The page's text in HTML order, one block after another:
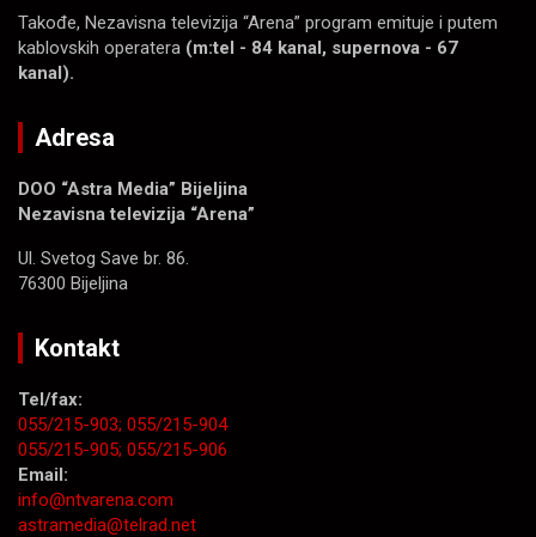
Takođe, Nezavisna televizija “Arena” program emituje i putem
kablovskih operatera (m:tel - 84 kanal, supernova - 67
kanal).
Adresa
DOO “Astra Media” Bijeljina
Nezavisna televizija “Arena”
Ul. Svetog Save br. 86.
76300 Bijeljina
Kontakt
Tel/fax:
055/215-903; 055/215-904
055/215-905; 055/215-906
Email:
info@ntvarena.com
astramedia@telrad.net